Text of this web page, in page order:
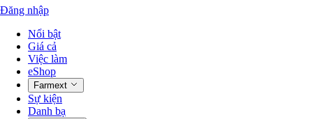
Đăng nhập
Nổi bật
Giá cả
Việc làm
eShop
Farmext
Sự kiện
Danh bạ